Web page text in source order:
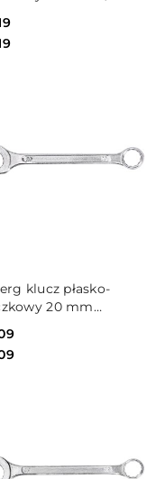
klucz płasko-
20 mm
DO KOSZYKA